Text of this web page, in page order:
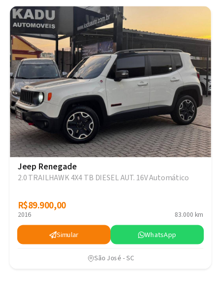
Jeep Renegade
2.0 TRAILHAWK 4X4 TB DIESEL AUT. 16V Automático
R$89.900,00
R$89.900,00
2016 83.000 km
Simular WhatsApp
São José - SC